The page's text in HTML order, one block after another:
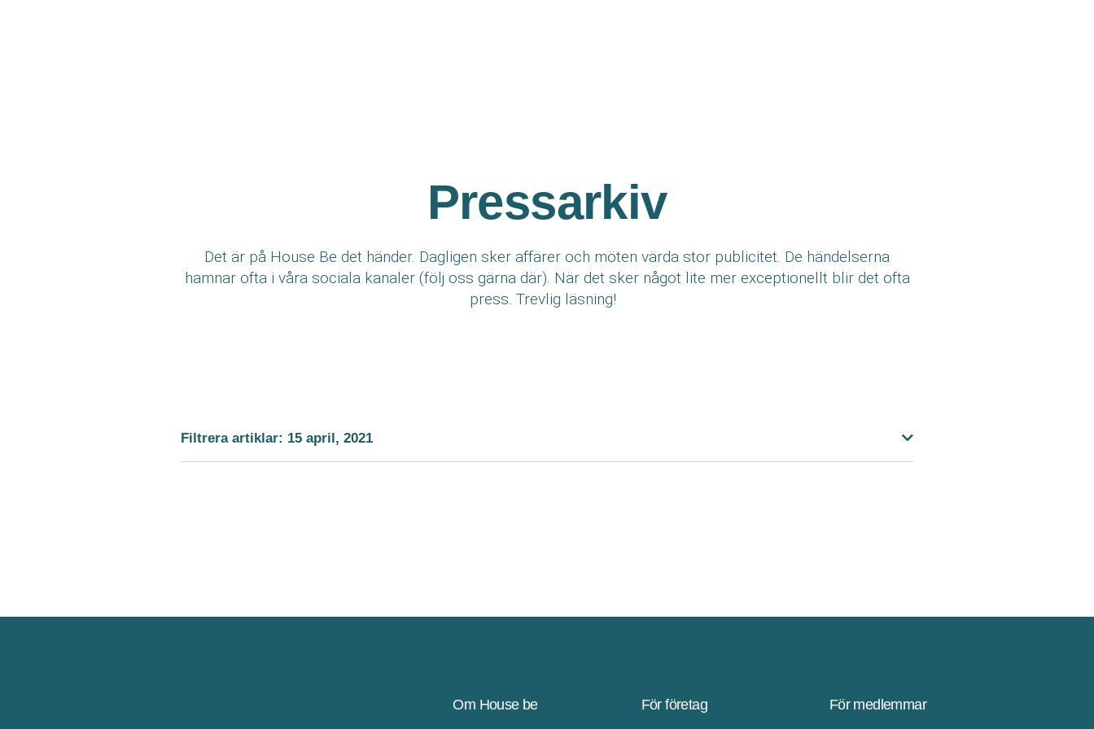
Pressarkiv
Det är på House Be det händer. Dagligen sker affärer och möten värda stor publicitet. De händelserna
hamnar ofta i våra sociala kanaler (följ oss gärna där). När det sker något lite mer exceptionellt blir det ofta
press. Trevlig läsning!
Filtrera artiklar: 15 april, 2021
Om House be För företag För medlemmar